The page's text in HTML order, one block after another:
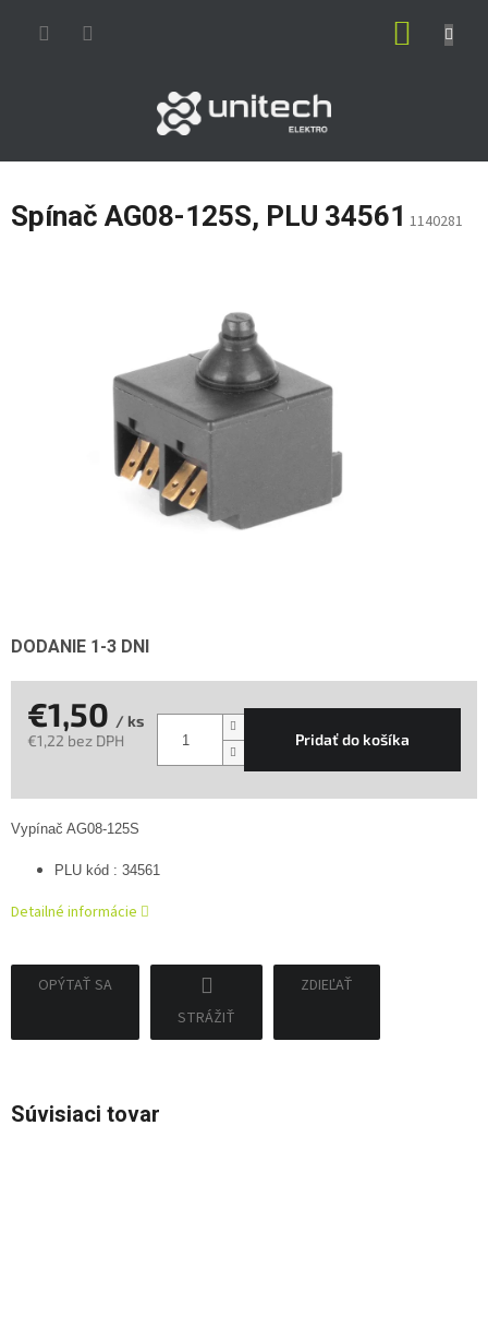
Spínač AG08-125S, PLU 34561 1140281
DODANIE 1-3 DNI
€1,50 / ks
€1,22 bez DPH
Pridať do košíka
Vypínač AG08-125S
PLU kód : 34561
Detailné informácie
OPÝTAŤ SA
STRÁŽIŤ
ZDIEĽAŤ
Súvisiaci tovar